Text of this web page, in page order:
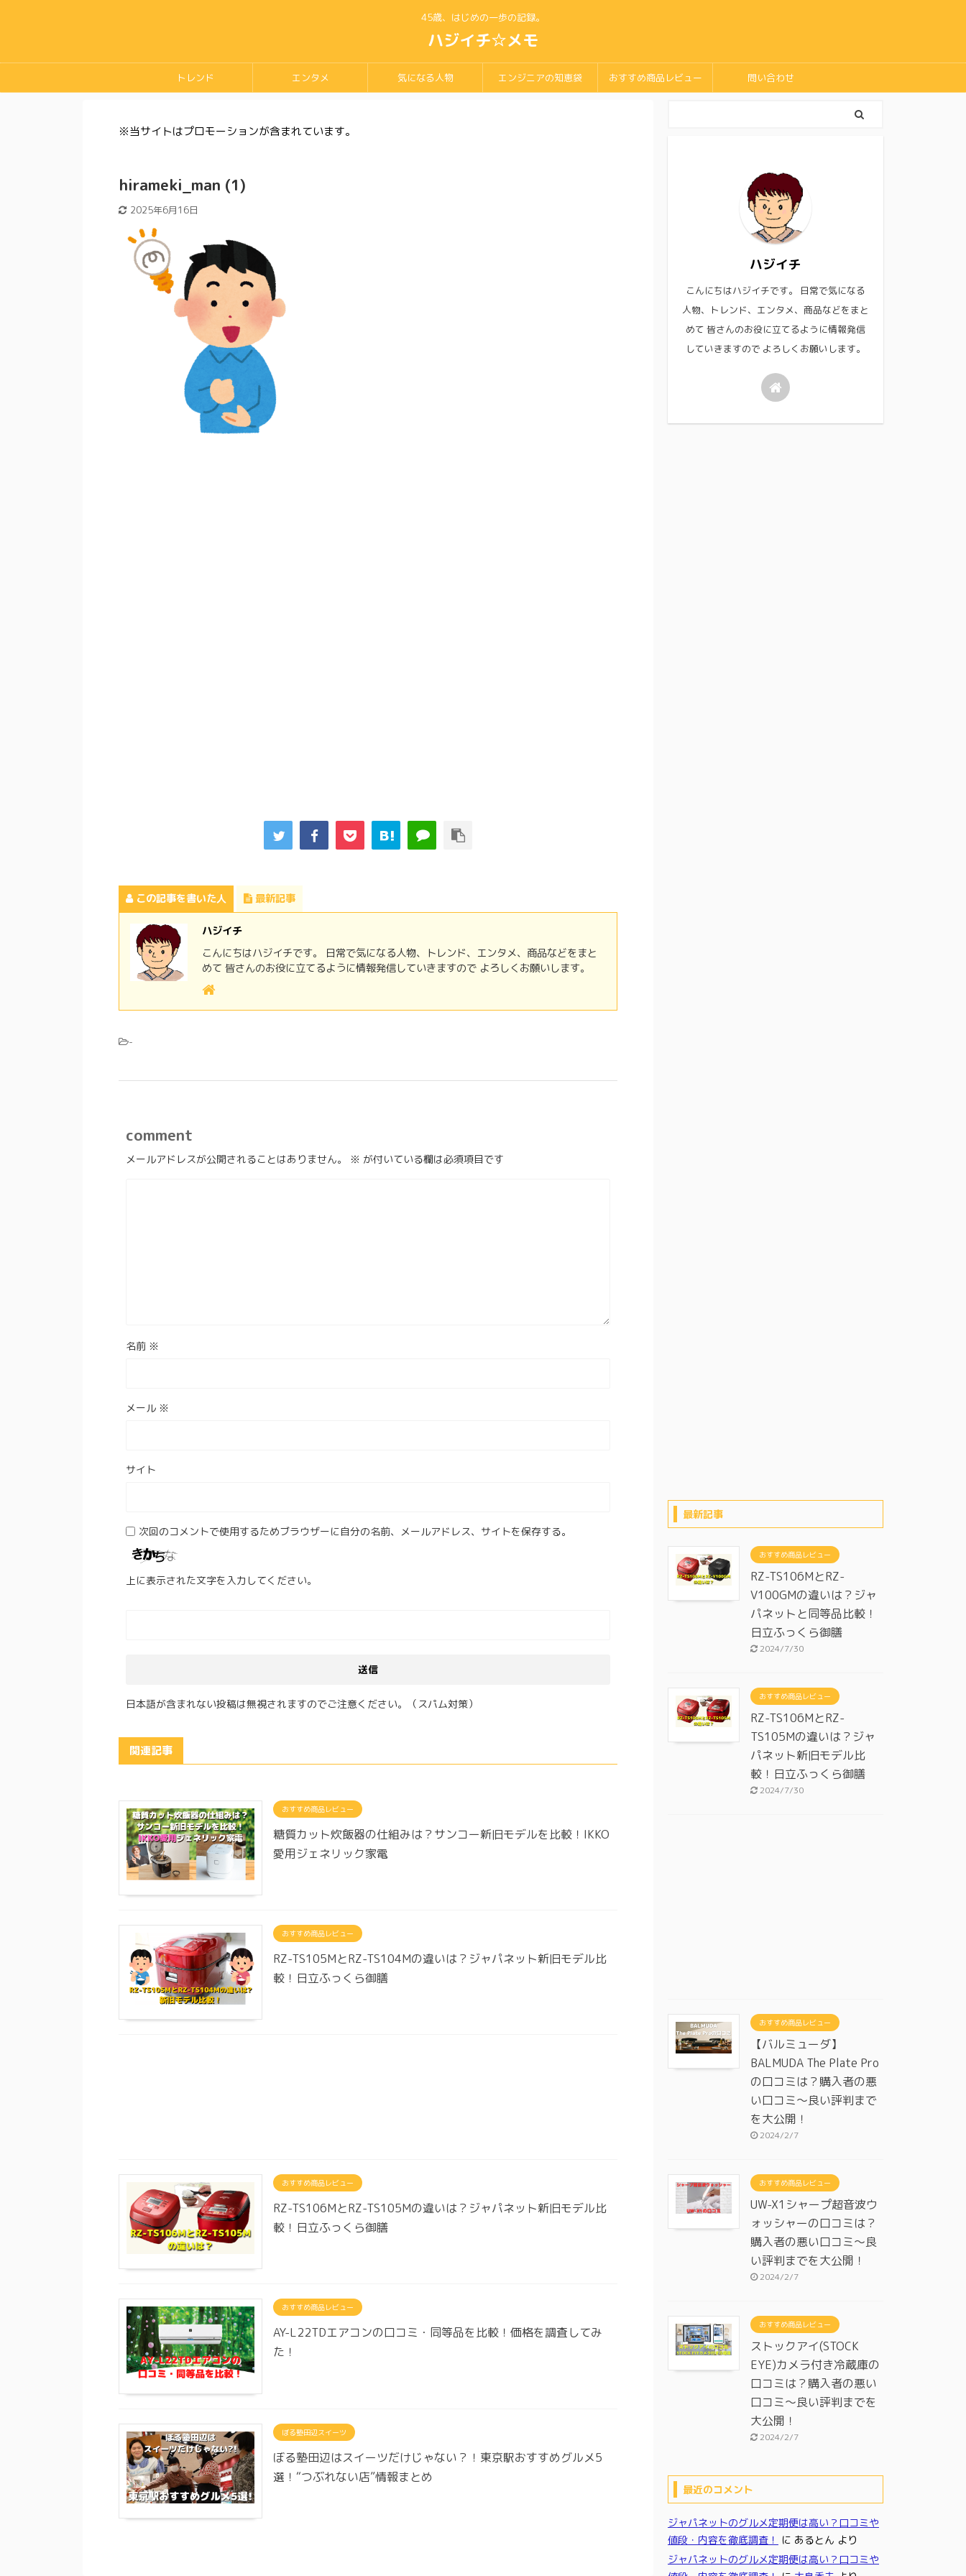
45歳、はじめの一歩の記録。
ハジイチ☆メモ
トレンド エンタメ 気になる人物 エンジニアの知恵袋 おすすめ商品レビュー 問い合わせ
※当サイトはプロモーションが含まれています。
hirameki_man (1)
2025年6月16日
この記事を書いた人 最新記事
ハジイチ
こんにちはハジイチです。 日常で気になる人物、トレンド、エンタメ、商品などをまと
めて 皆さんのお役に立てるように情報発信していきますので よろしくお願いします。
-
comment
メールアドレスが公開されることはありません。 ※ が付いている欄は必須項目です
名前 ※
メール ※
サイト
次回のコメントで使用するためブラウザーに自分の名前、メールアドレス、サイトを保存する。
上に表示された文字を入力してください。
日本語が含まれない投稿は無視されますのでご注意ください。（スパム対策）
関連記事
おすすめ商品レビュー
糖質カット炊飯器の仕組みは？サンコー新旧モデルを比較！IKKO
愛用ジェネリック家電
おすすめ商品レビュー
RZ-TS105MとRZ-TS104Mの違いは？ジャパネット新旧モデル比
較！日立ふっくら御膳
おすすめ商品レビュー
RZ-TS106MとRZ-TS105Mの違いは？ジャパネット新旧モデル比
較！日立ふっくら御膳
おすすめ商品レビュー
AY-L22TDエアコンの口コミ・同等品を比較！価格を調査してみ
た！
ぼる塾田辺スイーツ
ぼる塾田辺はスイーツだけじゃない？！東京駅おすすめグルメ5
選！“つぶれない店”情報まとめ
ハジイチ
こんにちはハジイチです。 日常で気になる
人物、トレンド、エンタメ、商品などをまと
めて 皆さんのお役に立てるように情報発信
していきますので よろしくお願いします。
最新記事
おすすめ商品レビュー
RZ-TS106MとRZ-
V100GMの違いは？ジャ
パネットと同等品比較！
日立ふっくら御膳
2024/7/30
おすすめ商品レビュー
RZ-TS106MとRZ-
TS105Mの違いは？ジャ
パネット新旧モデル比
較！日立ふっくら御膳
2024/7/30
おすすめ商品レビュー
【バルミューダ】
BALMUDA The Plate Pro
の口コミは？購入者の悪
い口コミ～良い評判まで
を大公開！
2024/2/7
おすすめ商品レビュー
UW-X1シャープ超音波ウ
ォッシャーの口コミは？
購入者の悪い口コミ～良
い評判までを大公開！
2024/2/7
おすすめ商品レビュー
ストックアイ(STOCK
EYE)カメラ付き冷蔵庫の
口コミは？購入者の悪い
口コミ～良い評判までを
大公開！
2024/2/7
最近のコメント
ジャパネットのグルメ定期便は高い？口コミや
値段・内容を徹底調査！
に あるとん より
ジャパネットのグルメ定期便は高い？口コミや